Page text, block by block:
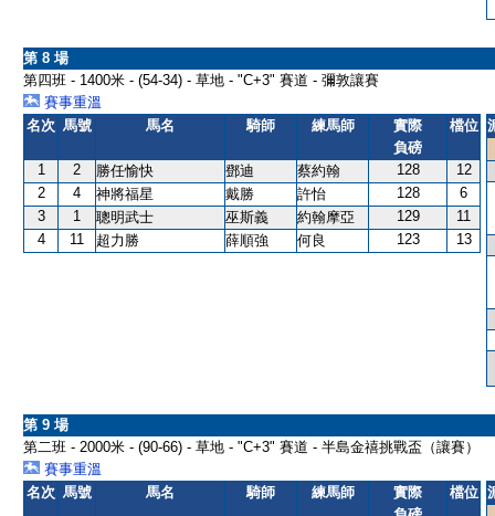
第 8 場
第四班 - 1400米 - (54-34) - 草地 - "C+3" 賽道 - 彌敦讓賽
賽事重溫
名次 馬號 馬名 騎師 練馬師
實際
負磅
檔位
1 2 勝任愉快 鄧迪 蔡約翰 128
12
2
4 神將福星 戴勝 許怡 128
6
3
1 聰明武士 巫斯義 約翰摩亞 129
11
4
11 超力勝 薛順強 何良 123 13
第 9 場
第二班 - 2000米 - (90-66) - 草地 - "C+3" 賽道 - 半島金禧挑戰盃（讓賽）
賽事重溫
名次 馬號 馬名 騎師 練馬師
實際
檔位